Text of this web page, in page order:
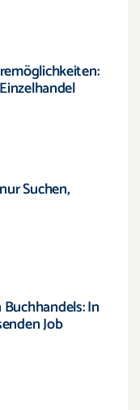
Suchen,
In
Job